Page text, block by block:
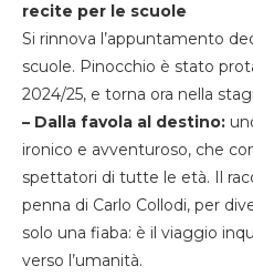
recite per le scuole
Si rinnova l’appuntamento
scuole. Pinocchio è stato
2024/25, e torna ora nella
– Dalla favola al destino:
ironico e avventuroso, che
spettatori di tutte le età. Il
penna di Carlo Collodi, per
solo una fiaba: è il viaggio
verso l’umanità.